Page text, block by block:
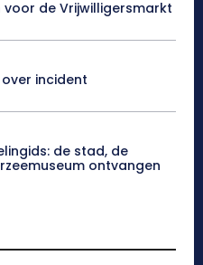
de Vrijwilligersmarkt
over incident
de stad, de
ontvangen